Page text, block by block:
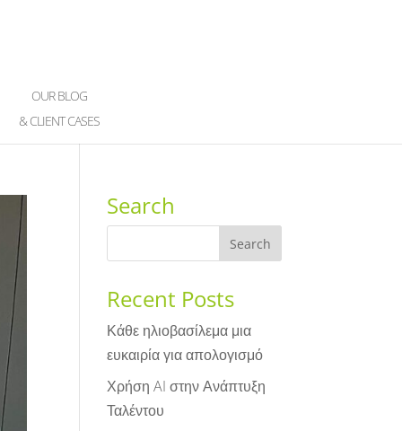
OUR BLOG
& CLIENT CASES
Search
Recent Posts
Κάθε ηλιοβασίλεμα μια
ευκαιρία για απολογισμό
Χρήση AI στην Ανάπτυξη
Ταλέντου